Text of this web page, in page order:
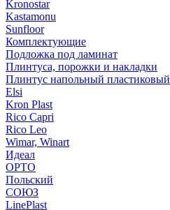
Kronostar
Kastamonu
Sunfloor
Комплектующие
Подложка под ламинат
Плинтуса, порожки и накладки
Плинтус напольный пластиковый
Elsi
Kron Plast
Rico Capri
Rico Leo
Wimar, Winart
Идеал
ОРТО
Польский
СОЮЗ
LinePlast